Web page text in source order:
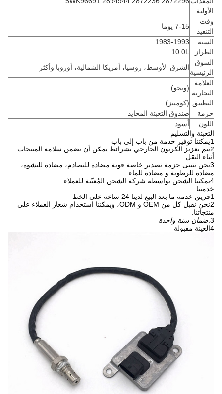
الأولية
وقت
التنفيذ
7-15 يوما
السنة
1983-1993
الطراز:
10.0L
السوق
الرئيسية
الشرق الأوسط، روسيا، أمريكا الشمالية، أوروبا وأكثر
العلامة
التجارية
(ويجو)
التطبيق: (كومينز)
حزمة
صندوق التعبئة المحايد
اللون
أسود
التعبئة والتسليم
1يمكننا توفير خدمة من باب إلى باب
2يتم تعزيز الكرتون الخارجي بشرائط يمكن أن تضمن سلامة المنتجات
أثناء النقل.
3نحن نتبنى حزمة تصدير خاصة قوية مضادة للتصادم، مضادة للتشوه،
مضادة للرطوبة و مضادة للماء
4يمكننا الشحن بواسطة شركة الشحن المُعيّنة للعملاء
خدمتنا
1فريق خدمة ما بعد البيع لدينا 24 ساعة على الخط
2نحن نقبل كل من OEM و ODM، ويمكننا استخدام شعار العملاء على
منتجاتنا.
3. ضمان سنة واحدة
4العينة مقبولة